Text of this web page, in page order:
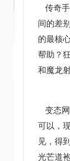
传奇手
间的差
的最核
帮助？
和魔龙
变态网
可以，
见，得
光芒道